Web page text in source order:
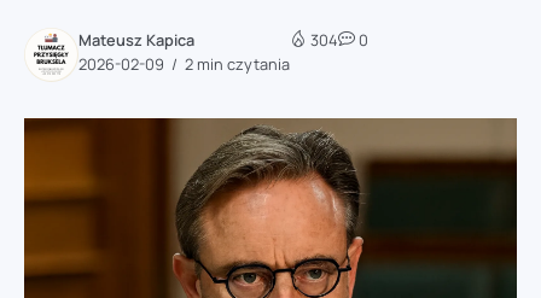
Mateusz Kapica
2026-02-09
2 min czytania
304 0